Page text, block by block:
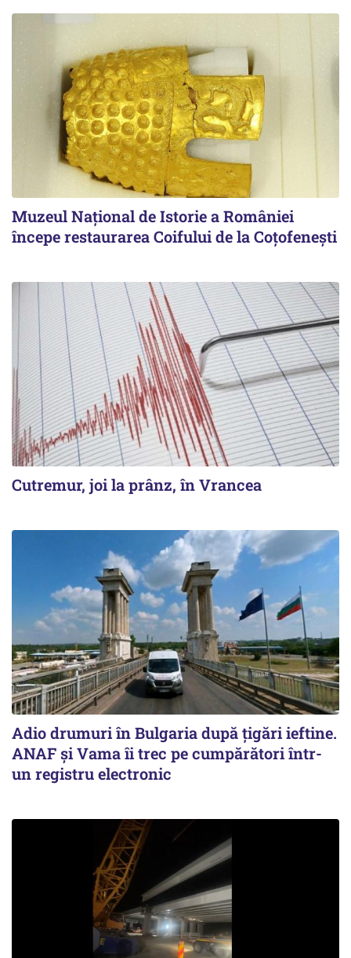
Muzeul Național de Istorie a României
începe restaurarea Coifului de la Coțofenești
Cutremur, joi la prânz, în Vrancea
Adio drumuri în Bulgaria după țigări ieftine.
ANAF și Vama îi trec pe cumpărători într-
un registru electronic